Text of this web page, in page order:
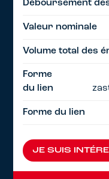
Déboursement
Valeur nominale
Volume total des
Forme
du lien
Forme du lien
JE SUIS
JE SUIS